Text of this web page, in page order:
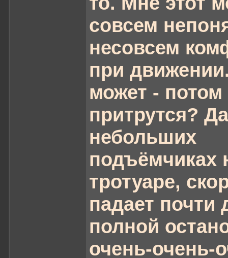
совсем
несовсем
при
может - потом
притрутся?
небольших
подъёмчиках
тротуаре,
падает почти
полной
очень-очень-